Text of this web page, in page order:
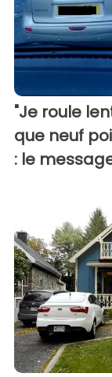
"Je roule
que neuf
: le